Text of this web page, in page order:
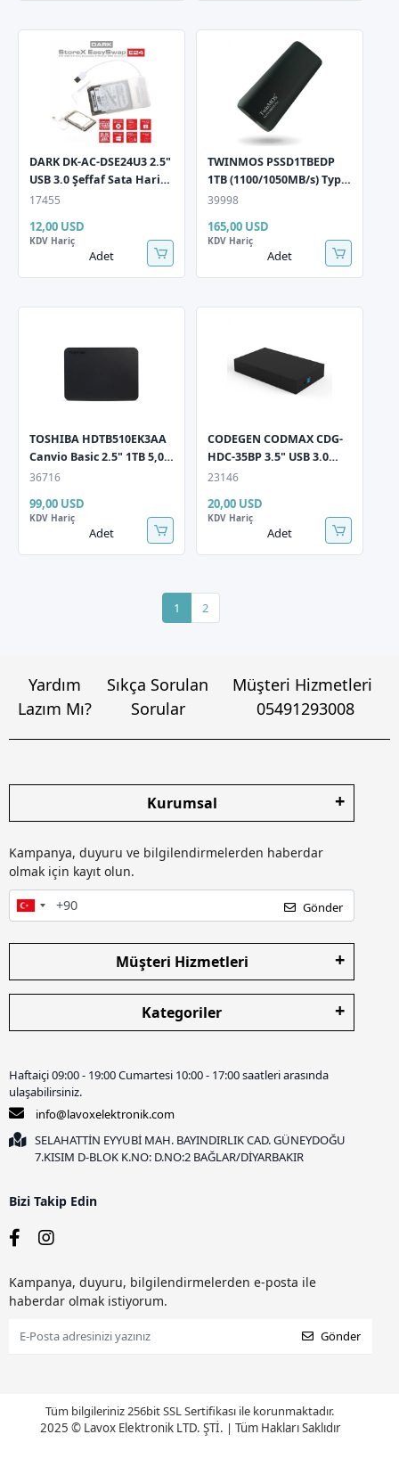
DARK DK-AC-DSE24U3 2.5"
USB 3.0 Şeffaf Sata Harici
HDD Kutusu
17455
12,00 USD
KDV Hariç
Adet
TWINMOS PSSD1TBEDP
1TB (1100/1050MB/s) Type-
C USB Koyu Gri Taşınabilir
39998
165,00 USD
KDV Hariç
Adet
TOSHIBA HDTB510EK3AA
Canvio Basic 2.5" 1TB 5,0
Gbit/sn USB 3.2 Gen1
Harddisk
36716
99,00 USD
KDV Hariç
Adet
CODEGEN CODMAX CDG-
HDC-35BP 3.5" USB 3.0
Sata 3 Harici HDD Kutusu
23146
20,00 USD
KDV Hariç
Adet
1 2
Yardım
Lazım Mı?
Sıkça Sorulan
Sorular
Müşteri Hizmetleri
05491293008
Kurumsal
Kampanya, duyuru ve bilgilendirmelerden haberdar
olmak için kayıt olun.
Gönder
Müşteri Hizmetleri
Kategoriler
Haftaiçi 09:00 - 19:00 Cumartesi 10:00 - 17:00 saatleri arasında
ulaşabilirsiniz.
info@lavoxelektronik.com
SELAHATTİN EYYUBİ MAH. BAYINDIRLIK CAD. GÜNEYDOĞU
7.KISIM D-BLOK K.NO: D.NO:2 BAĞLAR/DİYARBAKIR
Bizi Takip Edin
Kampanya, duyuru, bilgilendirmelerden e-posta ile
haberdar olmak istiyorum.
Gönder
Tüm bilgileriniz 256bit SSL Sertifikası ile korunmaktadır.
2025 © Lavox Elektronik LTD. ŞTİ. | Tüm Hakları Saklıdır